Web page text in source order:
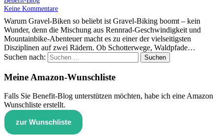
Keine Kommentare
Warum Gravel-Biken so beliebt ist Gravel-Biking boomt – kein
Wunder, denn die Mischung aus Rennrad-Geschwindigkeit und
Mountainbike-Abenteuer macht es zu einer der vielseitigsten
Disziplinen auf zwei Rädern. Ob Schotterwege, Waldpfade…
Suchen nach:
Meine Amazon-Wunschliste
Falls Sie Benefit-Blog unterstützen möchten, habe ich eine Amazon
Wunschliste erstellt.
zur Wunschliste